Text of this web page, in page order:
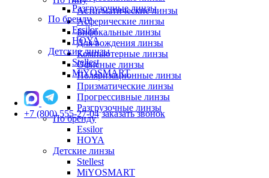
Астигматические линзы
Асферические линзы
Бифокальные линзы
Для вождения линзы
Компьютерные линзы
Офисные линзы
Поляризационные линзы
Призматические линзы
Прогрессивные линзы
Разгрузочные линзы
По бренду
Essilor
HOYA
Детские линзы
Stellest
MiYOSMART
Разгрузочные линзы
По бренду
Essilor
HOYA
Детские линзы
Stellest
MiYOSMART
+7 (800) 555-27-04 заказать звонок